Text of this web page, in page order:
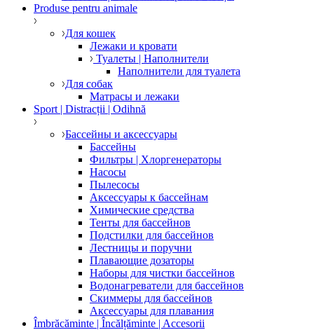
Produse pentru animale
Для кошек
Лежаки и кровати
Туалеты | Наполнители
Наполнители для туалета
Для собак
Матрасы и лежаки
Sport | Distracții | Odihnă
Бассейны и аксессуары
Бассейны
Фильтры | Хлоргенераторы
Насосы
Пылесосы
Аксессуары к бассейнам
Химические средства
Тенты для бассейнов
Подстилки для бассейнов
Лестницы и поручни
Плавающие дозаторы
Наборы для чистки бассейнов
Водонагреватели для бассейнов
Скиммеры для бассейнов
Аксессуары для плавания
Îmbrăcăminte | Încălțăminte | Accesorii